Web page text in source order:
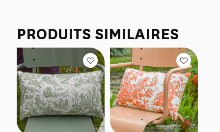
PRODUITS SIMILAIRES